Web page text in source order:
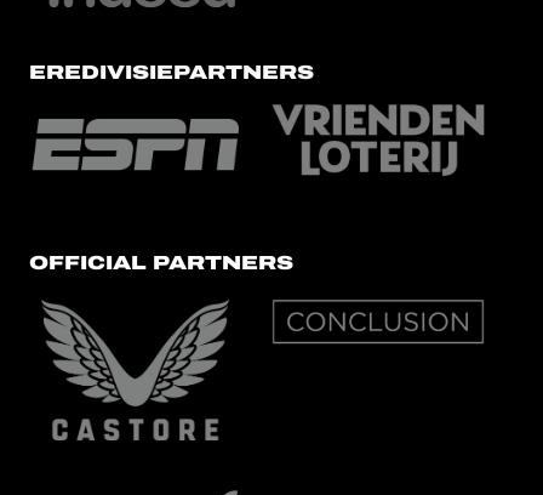
EREDIVISIEPARTNERS
OFFICIAL PARTNERS